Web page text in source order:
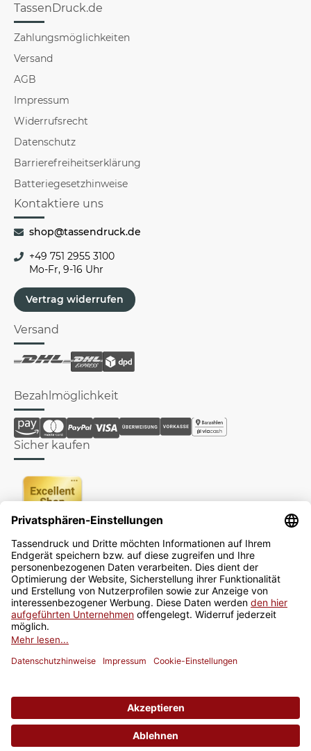
TassenDruck.de
Zahlungsmöglichkeiten
Versand
AGB
Impressum
Widerrufsrecht
Datenschutz
Barrierefreiheitserklärung
Batteriegesetzhinweise
Kontaktiere uns
shop@tassendruck.de
+49 751 2955 3100
Mo-Fr, 9-16 Uhr
Vertrag widerrufen
Versand
Bezahlmöglichkeit
Sicher kaufen
Newsletter